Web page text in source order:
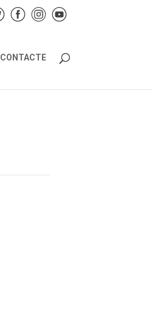
CONTACTE